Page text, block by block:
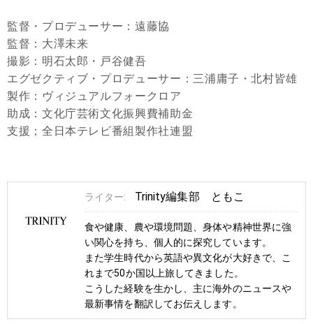
監督・プロデューサー：遠藤協
監督：大澤未来
撮影：明石太郎・戸谷健吾
エグゼクティブ・プロデューサー：三浦庸子・北村皆雄
製作：ヴィジュアルフォークロア
助成：文化庁芸術文化振興費補助金
支援；全日本テレビ番組製作社連盟
ライター: Trinity編集部 ともこ
食や健康、農や環境問題、身体や精神世界に強
い関心を持ち、個人的に探究しています。
また学生時代から英語や異文化が大好きで、こ
れまで50か国以上旅してきました。
こうした経験を生かし、主に海外のニュースや
最新事情を翻訳してお伝えします。